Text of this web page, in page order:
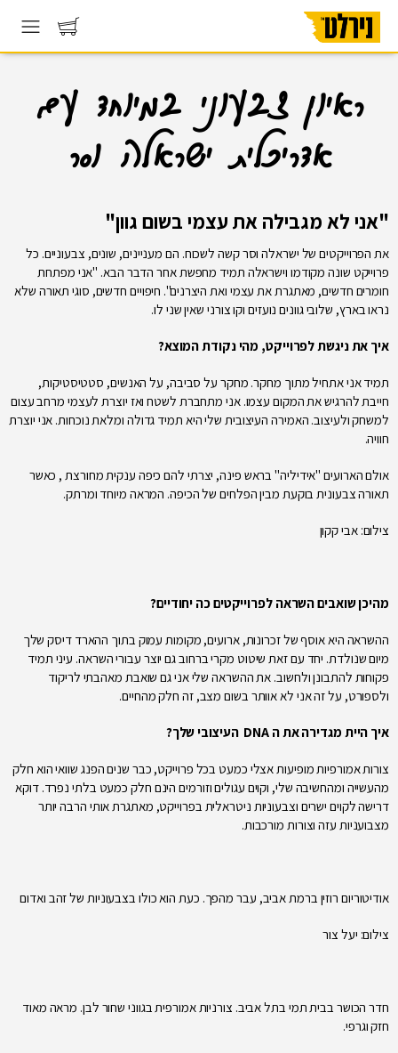
ראיון צבעוני במיוחד עם
אדריכלית ישראלה וסר
"אני לא מגבילה את עצמי בשום גוון"
את הפרוייקטים של ישראלה וסר קשה לשכוח. הם מעניינים, שונים, צבעוניים. כל
פרוייקט שונה מקודמו וישראלה תמיד מחפשת אחר הדבר הבא. "אני מפתחת
חומרים חדשים, מאתגרת את עצמי ואת היצרנים". חיפויים חדשים, סוגי תאורה שלא
נראו בארץ, שלובי גוונים נועזים וקו צורני שאין שני לו.
איך את ניגשת לפרוייקט, מהי נקודת המוצא?
תמיד אני אתחיל מתוך מחקר. מחקר על סביבה, על האנשים, סטטיסטיקות,
חייבת להרגיש את המקום עצמו. אני מתחברת לשטח ואז יוצרת לעצמי מרחב עצום
למשחק ולעיצוב. האמירה העיצובית שלי היא תמיד גדולה ומלאת נוכחות. אני יוצרת
חוויה.
אולם הארועים "אידיליה" בראש פינה, יצרתי להם כיפה ענקית מחורצת , כאשר
תאורה צבעונית בוקעת מבין הפלחים של הכיפה. המראה מיוחד ומרתק.
צילום: אבי קקון
מהיכן שואבים השראה לפרוייקטים כה יחודיים?
ההשראה היא אוסף של זכרונות, ארועים, מקומות עמוק בתוך ההארד דיסק שלך
מיום שנולדת. יחד עם זאת שיטוט מקרי ברחוב גם יוצר עבורי השראה. עיני תמיד
פקוחות להתבונן ולחשוב. את ההשראה שלי אני גם שואבת מאהבתי לריקוד
ולספורט, על זה אני לא אוותר בשום מצב, זה חלק מהחיים.
איך היית מגדירה את ה DNA העיצובי שלך?
צורות אמורפיות מופיעות אצלי כמעט בכל פרוייקט, כבר שנים הפנג שוואי הוא חלק
מהעשייה ומהחשיבה שלי, וקוים עגולים וזורמים הינם חלק כמעט בלתי נפרד. דוקא
דרישה לקוים ישרים וצבעוניות ניטראלית בפרוייקט, מאתגרת אותי הרבה יותר
מצבועניות עזה וצורות מורכבות.
אודיטוריום רוזין ברמת אביב, עבר מהפך. כעת הוא כולו בצבעוניות של זהב ואדום
צילום: יעל צור
חדר הכושר בבית תמי בתל אביב. צורניות אמורפית בגווני שחור לבן. מראה מאוד
חזק וגרפי.